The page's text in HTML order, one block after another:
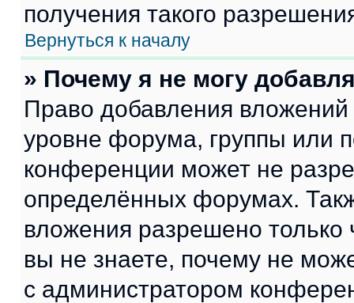
получения такого
Вернуться к началу
» Почему я не могу
Право добавления
уровне форума, группы или
конференции может не
определённых форумах.
вложения разрешено
вы не знаете, почему не
с администратором